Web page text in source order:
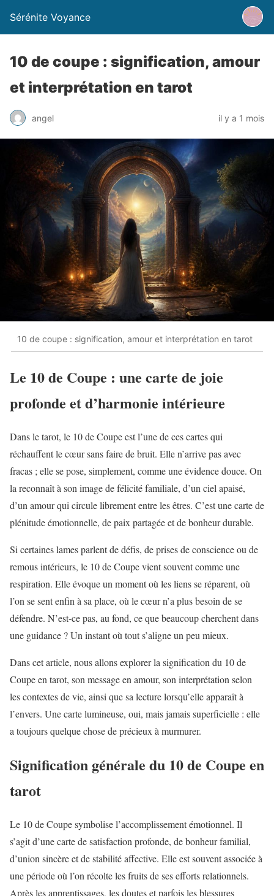
Sérénite Voyance
10 de coupe : signification, amour
et interprétation en tarot
angel il y a 1 mois
10 de coupe : signification, amour et interprétation en tarot
Le 10 de Coupe : une carte de joie
profonde et d’harmonie intérieure
Dans le tarot, le 10 de Coupe est l’une de ces cartes qui
réchauffent le cœur sans faire de bruit. Elle n’arrive pas avec
fracas ; elle se pose, simplement, comme une évidence douce. On
la reconnaît à son image de félicité familiale, d’un ciel apaisé,
d’un amour qui circule librement entre les êtres. C’est une carte de
plénitude émotionnelle, de paix partagée et de bonheur durable.
Si certaines lames parlent de défis, de prises de conscience ou de
remous intérieurs, le 10 de Coupe vient souvent comme une
respiration. Elle évoque un moment où les liens se réparent, où
l’on se sent enfin à sa place, où le cœur n’a plus besoin de se
défendre. N’est-ce pas, au fond, ce que beaucoup cherchent dans
une guidance ? Un instant où tout s’aligne un peu mieux.
Dans cet article, nous allons explorer la signification du 10 de
Coupe en tarot, son message en amour, son interprétation selon
les contextes de vie, ainsi que sa lecture lorsqu’elle apparaît à
l’envers. Une carte lumineuse, oui, mais jamais superficielle : elle
a toujours quelque chose de précieux à murmurer.
Signification générale du 10 de Coupe en
tarot
Le 10 de Coupe symbolise l’accomplissement émotionnel. Il
s’agit d’une carte de satisfaction profonde, de bonheur familial,
d’union sincère et de stabilité affective. Elle est souvent associée à
une période où l’on récolte les fruits de ses efforts relationnels.
Après les apprentissages, les doutes et parfois les blessures